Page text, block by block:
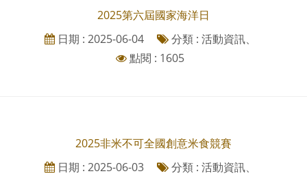
2025第六屆國家海洋日
日期 : 2025-06-04
分類 : 活動資訊、
點閱 : 1605
2025非米不可全國創意米食競賽
日期 : 2025-06-03
分類 : 活動資訊、